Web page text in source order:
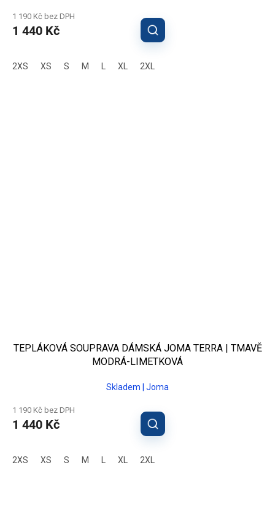
1 190 Kč bez DPH
1 440 Kč
2XS XS S M XL 2XL
TEPLÁKOVÁ SOUPRAVA DÁMSKÁ JOMA TERRA | TMAVĚ
MODRÁ-LIMETKOVÁ
Skladem | Joma
1 190 Kč bez DPH
1 440 Kč
2XS XS S M XL 2XL